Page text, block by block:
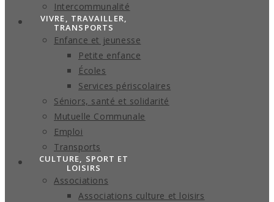
Intercommunalité
VIVRE, TRAVAILLER,
TRANSPORTS
Enfance et jeunesse
Petite enfance
Écoles
Services périscolaires
Séniors, santé et solidarité
Mutuelle Communale
Emploi
Transports
CULTURE, SPORT ET
LOISIRS
Associations
Associations culture et loisirs